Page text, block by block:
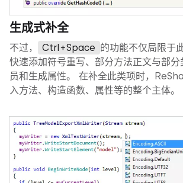
生成式补全
不过， Ctrl+Space 的功能不仅局限于
快速添加符号重写、部分方法正文与部
员和生成属性。 在补全此类项时，
入方法、构造函数、属性等的整个主体。